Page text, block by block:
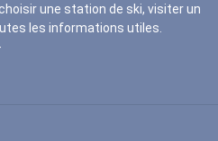
une station de ski, visiter un
les informations utiles.